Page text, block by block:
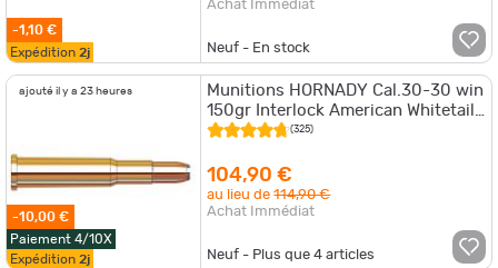
-1,10 €
Expédition 2j
Achat Immédiat
Neuf - En stock
ajouté il y a 23 heures
-10,00 €
Paiement 4/10X
Expédition 2j
Munitions HORNADY Cal.30-30 win
150gr Interlock American Whitetail
par 60
(325)
104,90 €
au lieu de114,90 €
Achat Immédiat
Neuf - Plus que4 articles